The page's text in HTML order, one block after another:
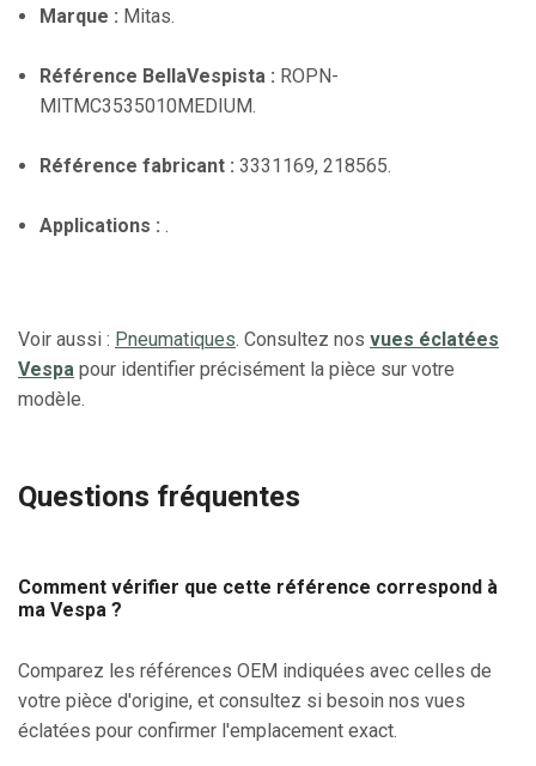
Marque : Mitas.
Référence BellaVespista : ROPN-
MITMC3535010MEDIUM.
Référence fabricant : 3331169, 218565.
Applications : .
Voir aussi : Pneumatiques. Consultez nos vues éclatées
Vespa pour identifier précisément la pièce sur votre
modèle.
Questions fréquentes
Comment vérifier que cette référence correspond à
ma Vespa ?
Comparez les références OEM indiquées avec celles de
votre pièce d'origine, et consultez si besoin nos vues
éclatées pour confirmer l'emplacement exact.